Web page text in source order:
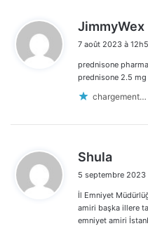
JimmyWex
t
:
7 août 2023 à
prednisone
prednisone 2.5
chargement…
Shula
t
:
5 septembre 2023
İl Emniyet
amiri başka illere
emniyet amiri